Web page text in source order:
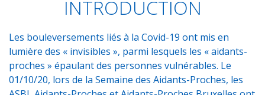
INTRODUCTION
Les bouleversements liés à la Covid-19 ont mis en
lumière des « invisibles », parmi lesquels les « aidants-
proches » épaulant des personnes vulnérables. Le
01/10/20, lors de la Semaine des Aidants-Proches, les